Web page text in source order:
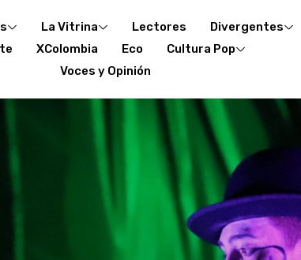
La Vitrina Lectores
Divergentes
XColombia Eco
Cultura Pop
Voces y Opinión